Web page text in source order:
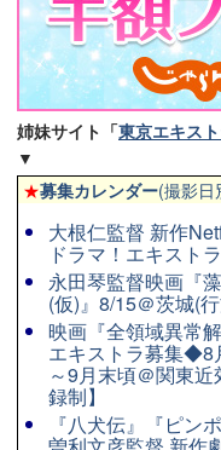
姉妹サイト「東京エキス
▼
★募集カレンダー(撮影日
大根仁監督 新作
ドラマ！エキスト
永田琴監督映画『
(仮)』8/15＠茨城(
映画『全領域異常解
エキストラ募集◆8
～9月末頃＠関東近
録制】
『八犬伝』『ピン